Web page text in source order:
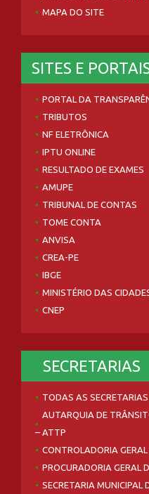
MAPA DO SITE
SITES E
PORTAL DA
TRIBUTOS
NF ELETRÔNICA
IPTU ONLINE
RESULTADO DE EXAMES
AMUPE
TRIBUNAL DE CONTAS
TOME CONTA
ANVISA
CREA-PE
IBGE
MINISTÉRIO DAS
CNEP
SECRETARIAS
TODAS AS SECRETARIAS
AUTARQUIA DE
– ATTP
CONTROLADORIA
PROCURADORIA GERAL
SECRETARIA MUNICIPAL